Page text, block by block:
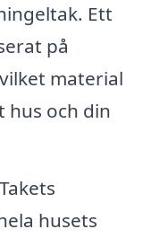
Ett
på
material
hus och din
Takets
husets